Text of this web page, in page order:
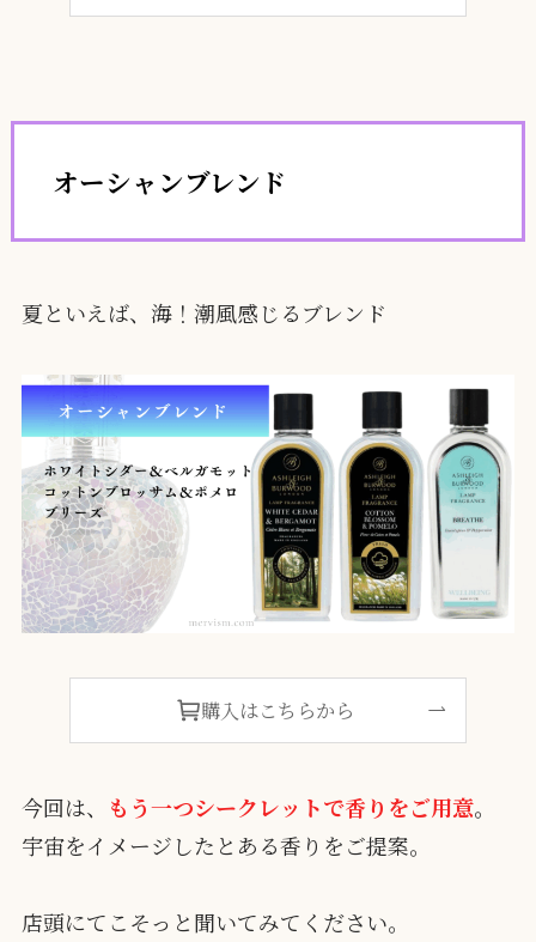
オーシャンブレンド
夏といえば、海！潮風感じるブレンド
購入はこちらから
今回は、 もう一つシークレットで香りをご用意。
宇宙をイメージしたとある香りをご提案。
店頭にてこそっと聞いてみてください。